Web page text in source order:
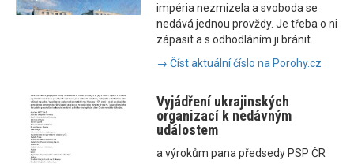
impéria nezmizela a svoboda se
nedává jednou provždy. Je třeba o ni
zápasit a s odhodláním ji bránit.
→ Číst aktuální číslo na Porohy.cz
Vyjádření ukrajinských
organizací k nedávným
událostem
a výrokům pana předsedy PSP ČR